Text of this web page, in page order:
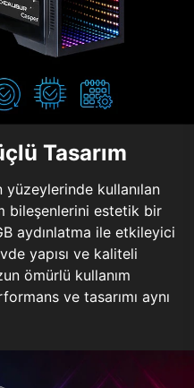
Tasarım
yüzeylerinde kullanılan
bileşenlerini estetik bir
aydınlatma ile etkileyici
yapısı ve kaliteli
ömürlü kullanım
ve tasarımı aynı